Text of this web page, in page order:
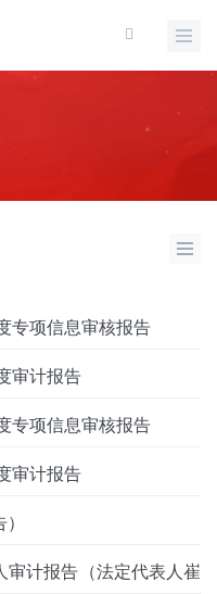
专项信息审核报告
审计报告
专项信息审核报告
审计报告
审计报告（法定代表人崔